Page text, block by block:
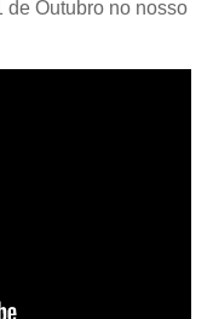
de Outubro no nosso